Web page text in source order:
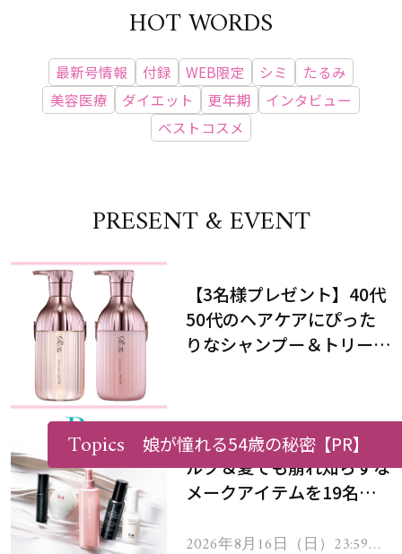
HOT WORDS
最新号情報 付録 WEB限定 シミ
たるみ
美容医療
ダイエット 更年期
インタビュー
ベストコスメ
PRESENT & EVENT
【3名様プレゼント】40代
50代のヘアケアにぴった
りなシャンプー＆トリート
【8/16まで】最新ヘアミ
ルク＆夏でも崩れ知らずな
メークアイテムを19名様
2026年8月16日（日）23:59ま
Topics 娘が憧れる54歳の秘密【PR】